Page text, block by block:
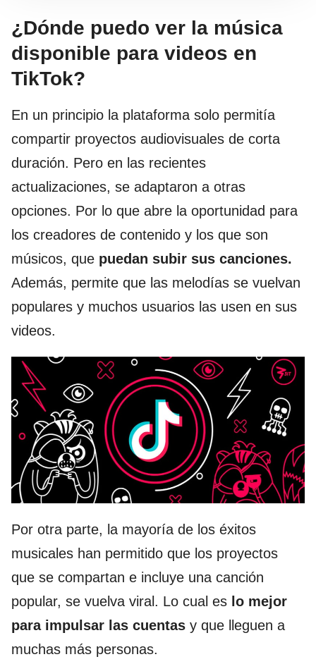
¿Dónde puedo ver la música
disponible para videos en
TikTok?
En un principio la plataforma solo permitía
compartir proyectos audiovisuales de corta
duración. Pero en las recientes
actualizaciones, se adaptaron a otras
opciones. Por lo que abre la oportunidad para
los creadores de contenido y los que son
músicos, que puedan subir sus canciones.
Además, permite que las melodías se vuelvan
populares y muchos usuarios las usen en sus
videos.
Por otra parte, la mayoría de los éxitos
musicales han permitido que los proyectos
que se compartan e incluye una canción
popular, se vuelva viral. Lo cual es lo mejor
para impulsar las cuentas y que lleguen a
muchas más personas.